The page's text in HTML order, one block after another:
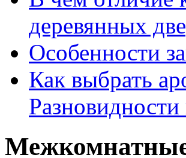
деревянных
Особенности
Как выбрать
Межкомнатные